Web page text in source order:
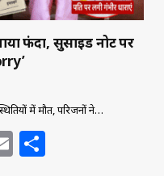
फंदा, सुसाइड नोट पर
में मौत, परिजनों ने…
E